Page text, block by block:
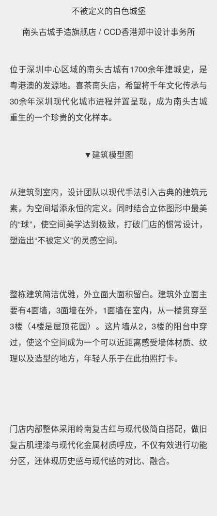
不被定义的白色城堡
南头古城手造旗舰店 / CCD香港郑中设计事务所
位于深圳中心区域的南头古城有1700余年建城史，是
粤港澳的发源地。喜茶南头店，希望将千年文化传承与
30余年深圳现代化城市进程并置呈现，成为南头古城
重生的一个珍贵的文化样本。
▼建筑模型图
从建筑到室内，设计团队以现代手法引入古典的建筑元
素，为空间增添永恒的定义。同时结合立体图形中最美
的“球”，使空间美学达到极致，打破门店的惯常设计，
塑造出“不被定义”的灵感空间。
整栋建筑简洁优雅，外立面大面积留白。建筑外立面主
要有4面墙，3面墙在外，1面墙在室内，从一楼贯穿至
3楼（4楼是屋顶花园）。这片墙从2，3楼的阳台中穿
过，使这个空间成为一个可以近距离感受墙体材质、纹
理以及造型的地方，年轻人乐于在此拍照打卡。
门店内部整体采用岭南复古红与现代极简白搭配，做旧
复古肌理漆与现代化金属材质呼应，不仅有效进行功能
分区，还体现历史感与现代感的对比、融合。